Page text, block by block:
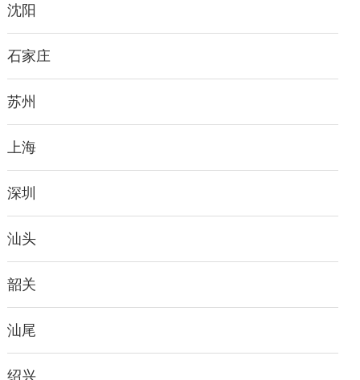
沈阳
石家庄
苏州
上海
深圳
汕头
韶关
汕尾
绍兴